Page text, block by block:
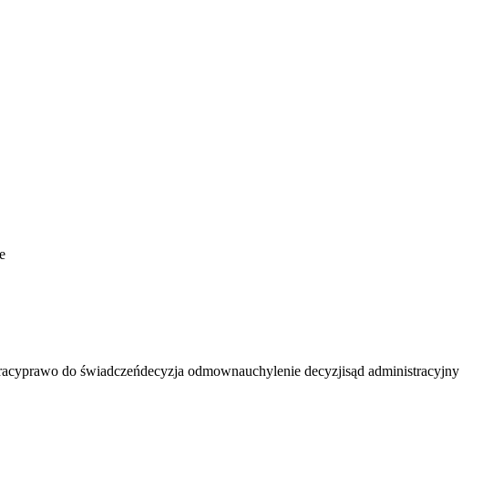
prawo do świadczeńdecyzja odmownauchylenie decyzjisąd administracyjny